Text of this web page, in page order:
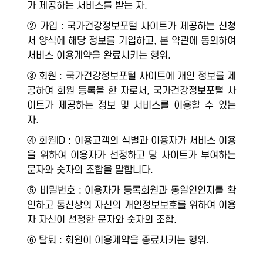
가 제공하는 서비스를 받는 자.
② 가입 : 국가건강정보포털 사이트가 제공하는 신청
서 양식에 해당 정보를 기입하고, 본 약관에 동의하여
서비스 이용계약을 완료시키는 행위.
③ 회원 : 국가건강정보포털 사이트에 개인 정보를 제
공하여 회원 등록을 한 자로서, 국가건강정보포털 사
이트가 제공하는 정보 및 서비스를 이용할 수 있는
자.
④ 회원ID : 이용고객의 식별과 이용자가 서비스 이용
을 위하여 이용자가 선정하고 당 사이트가 부여하는
문자와 숫자의 조합을 말합니다.
⑤ 비밀번호 : 이용자가 등록회원과 동일인인지를 확
인하고 통신상의 자신의 개인정보보호를 위하여 이용
자 자신이 선정한 문자와 숫자의 조합.
⑥ 탈퇴 : 회원이 이용계약을 종료시키는 행위.